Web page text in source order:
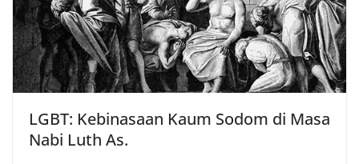
LGBT: Kebinasaan Kaum Sodom di Masa
Nabi Luth As.